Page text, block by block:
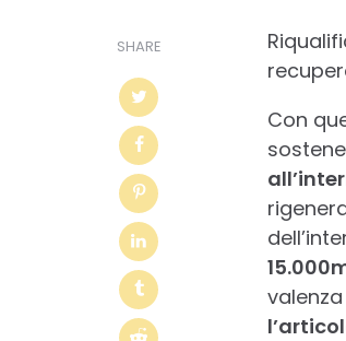
SHARE
Con